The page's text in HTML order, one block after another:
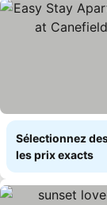
Sélectionnez
les prix exacts